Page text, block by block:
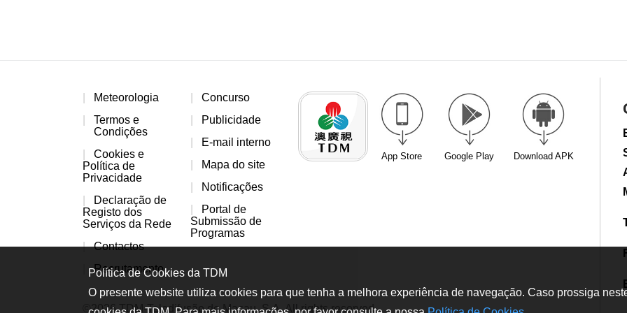
Meteorologia
Termos e
Condições
Cookies e
Política de
Privacidade
Declaração de
Registo dos
Serviços da Rede
Contactos
Recrutamento
Concurso
Publicidade
E-mail interno
Mapa do site
Notificações
Portal de
Submissão de
Programas
App Store Google Play Download APK
©2026 TDM-Teledifusão de Macau, S.A. All rights reserved
Política de Cookies da TDM
O presente website utiliza cookies para que tenha a melhora experiência de navegação. Caso prossiga